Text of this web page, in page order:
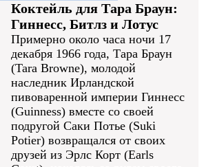
Коктейль для Тара Браун:
Гиннесс, Битлз и Лотус
Примерно около часа ночи 17
декабря 1966 года, Тара Браун
(Tara Browne), молодой
наследник Ирландской
пивоваренной империи Гиннесс
(Guinness) вместе со своей
подругой Саки Потье (Suki
Potier) возвращался от своих
друзей из Эрлс Корт (Earls